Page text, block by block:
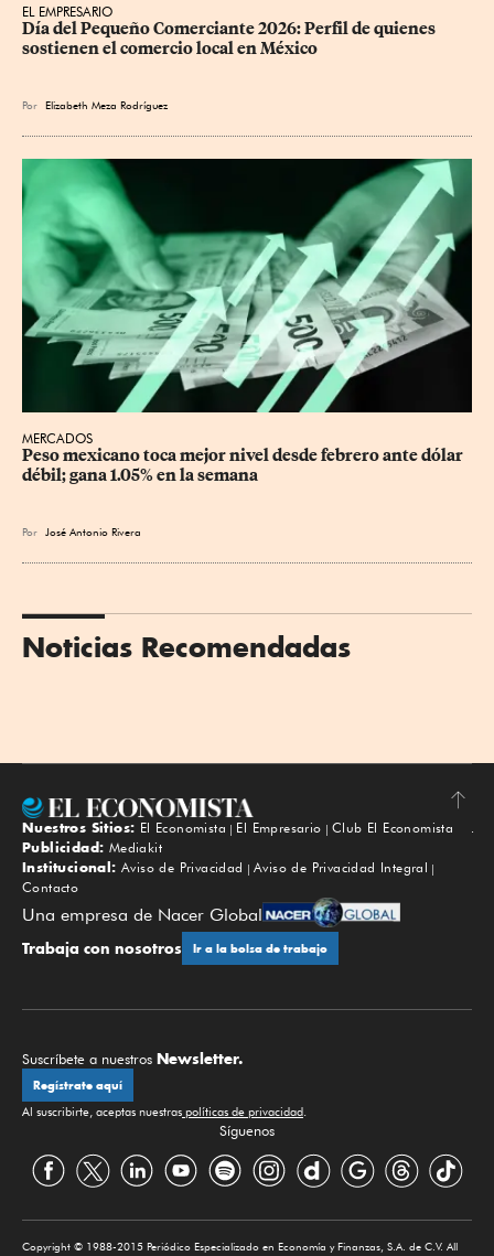
EL EMPRESARIO
Día del Pequeño Comerciante 2026: Perfil de quienes
sostienen el comercio local en México
Por Elizabeth Meza Rodríguez
MERCADOS
Peso mexicano toca mejor nivel desde febrero ante dólar
débil; gana 1.05% en la semana
Por José Antonio Rivera
Noticias Recomendadas
Subir
Nuestros Sitios: El Economista El Empresario
Club El Economista
Publicidad: Mediakit
Institucional: Aviso de Privacidad
Aviso de Privacidad Integral
Contacto
Una empresa de Nacer Global
Trabaja con nosotros Ir a la bolsa de trabajo
Suscríbete a nuestros Newsletter.
Regístrate aquí
Al suscribirte, aceptas nuestras políticas de privacidad.
Síguenos
Copyright © 1988-2015 Periódico Especializado en Economía y Finanzas, S.A. de C.V. All